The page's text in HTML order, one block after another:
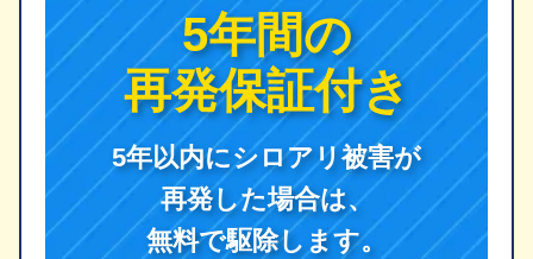
5年間の
再発保証付き
5年以内にシロアリ被害が
再発した場合は、
無料で駆除します。